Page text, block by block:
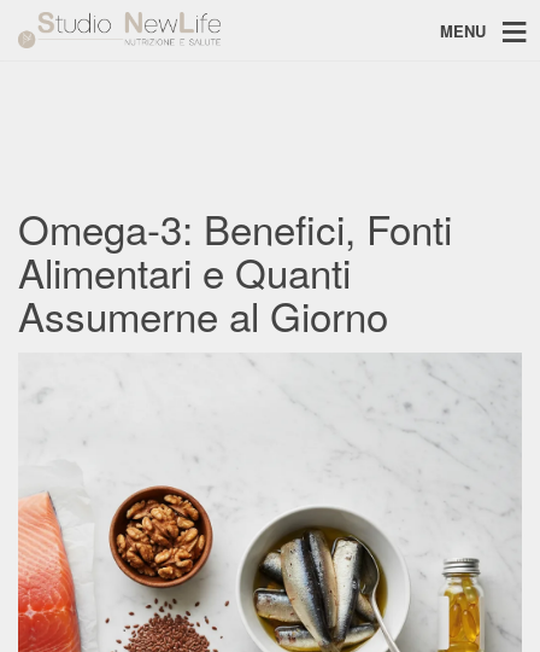
MENU
Omega-3: Benefici, Fonti
Alimentari e Quanti
Assumerne al Giorno